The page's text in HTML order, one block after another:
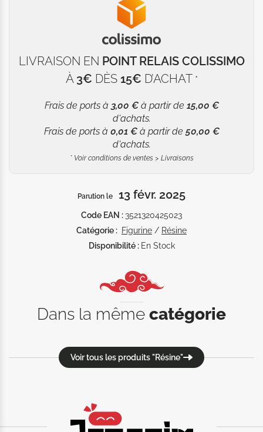
LIVRAISON EN POINT RELAIS COLISSIMO
À 3€ DÈS 15€ D’ACHAT *
Frais de ports à 3,00 €à partir de 15,00 €
d'achats.
Frais de ports à 0,01 €à partir de50,00 €
d'achats.
* Voir conditions de ventes > Livraisons
Parution le 13 févr. 2025
Code EAN : 3521320425023
Catégorie : Figurine / Résine
Disponibilité : En Stock
Dans la même catégorie
Voir tous les produits "Résine"